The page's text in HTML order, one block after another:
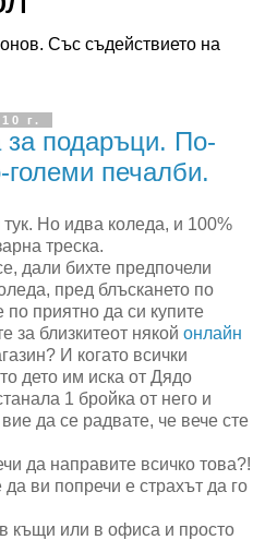
Със съдействието на
г.
за подаръци. По-
печалби.
Но идва коледа, и 100%
треска.
дали бихте предпочели
пред блъскането по
приятно да си купите
за близкитеот някой онлайн
И когато всички
дето им иска от Дядо
1 бройка от него и
да се радвате, че вече сте
да направите всичко това?!
ви попречи е страхът да го
къщи или в офиса и просто